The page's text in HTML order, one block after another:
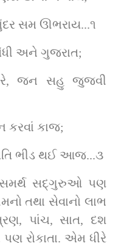
સમ ઊભરાય...૧
અને ગુજરાત;
જન સહુ જુજવી
કરવાં કાજ;
ભીડ થઈ આજ...૩
સદ્‌ગુરુઓ પણ
તથા સેવાનો લાભ
પાંચ, સાત, દશ
પણ રોકાતા. એમ ધીરે